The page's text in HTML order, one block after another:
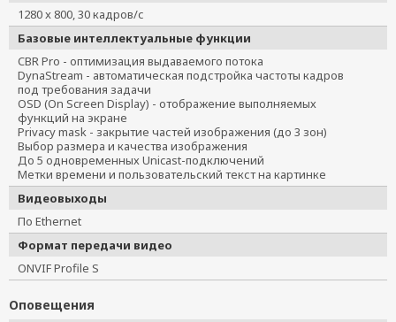
1280 x 800, 30 кадров/с
Базовые интеллектуальные функции
CBR Pro - оптимизация выдаваемого потока
DynaStream - автоматическая подстройка частоты кадров
под требования задачи
OSD (On Screen Display) - отображение выполняемых
функций на экране
Privacy mask - закрытие частей изображения (до 3 зон)
Выбор размера и качества изображения
До 5 одновременных Unicast-подключений
Метки времени и пользовательский текст на картинке
Видеовыходы
По Ethernet
Формат передачи видео
ONVIF Profile S
Оповещения